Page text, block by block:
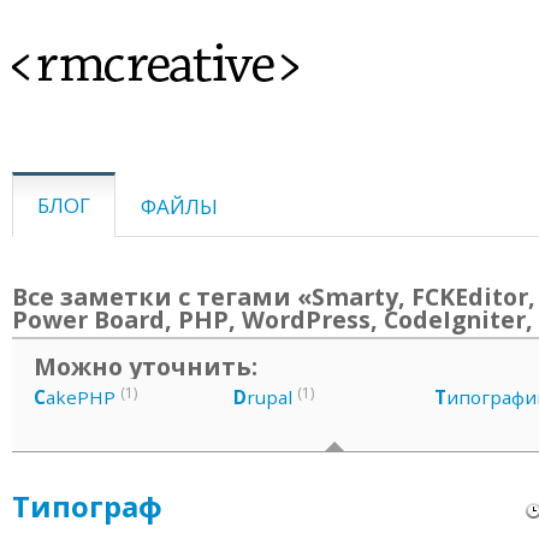
<rmcreative>
БЛОГ ФАЙЛЫ
Все заметки с тегами «Smarty,
Power Board, PHP, WordPress, CodeIgniter,
Можно уточнить:
CakePHP (1) Drupal (1) Т
Типограф